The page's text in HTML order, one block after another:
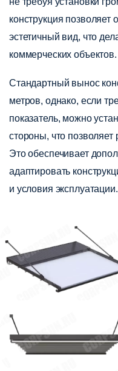
конструкция позволяет
эстетичный вид, что
коммерческих объектов.
Стандартный вынос
метров, однако, если
показатель, можно
стороны, что
Это обеспечивает
адаптировать
и условия эксплуатации.